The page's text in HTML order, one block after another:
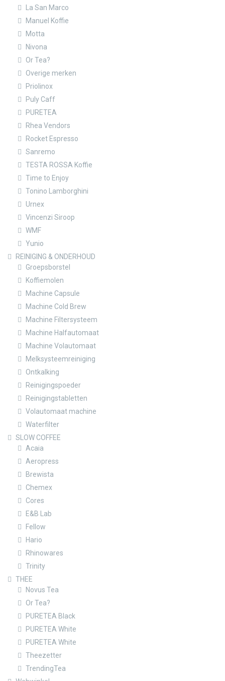
La San Marco
Manuel Koffie
Motta
Nivona
Or Tea?
Overige merken
Priolinox
Puly Caff
PURETEA
Rhea Vendors
Rocket Espresso
Sanremo
TESTA ROSSA Koffie
Time to Enjoy
Tonino Lamborghini
Urnex
Vincenzi Siroop
WMF
Yunio
REINIGING & ONDERHOUD
Groepsborstel
Koffiemolen
Machine Capsule
Machine Cold Brew
Machine Filtersysteem
Machine Halfautomaat
Machine Volautomaat
Melksysteemreiniging
Ontkalking
Reinigingspoeder
Reinigingstabletten
Volautomaat machine
Waterfilter
SLOW COFFEE
Acaia
Aeropress
Brewista
Chemex
Cores
E&B Lab
Fellow
Hario
Rhinowares
Trinity
THEE
Novus Tea
Or Tea?
PURETEA Black
PURETEA White
PURETEA White
Theezetter
TrendingTea